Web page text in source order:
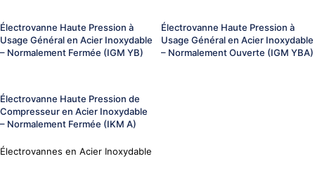
Électrovanne Haute Pression à
Usage Général en Acier Inoxydable
– Normalement Fermée (IGM YB)
Électrovanne Haute Pression à
Usage Général en Acier Inoxydable
– Normalement Ouverte (IGM YBA)
Électrovanne Haute Pression de
Compresseur en Acier Inoxydable
– Normalement Fermée (IKM A)
Électrovannes en Acier Inoxydable